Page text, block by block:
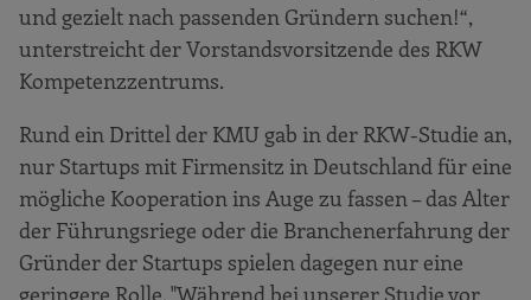
und gezielt nach passenden Gründern suchen!“,
unterstreicht der Vorstandsvorsitzende des RKW
Kompetenzzentrums.
Rund ein Drittel der KMU gab in der RKW-Studie an,
nur Startups mit Firmensitz in Deutschland für eine
mögliche Kooperation ins Auge zu fassen – das Alter
der Führungsriege oder die Branchenerfahrung der
Gründer der Startups spielen dagegen nur eine
geringere Rolle. "Während bei unserer Studie vor